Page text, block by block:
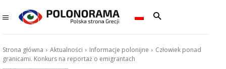
Strona główna Aktualności Informacje polonijne
Człowiek ponad
granicami. Konkurs na reportaż o emigrantach